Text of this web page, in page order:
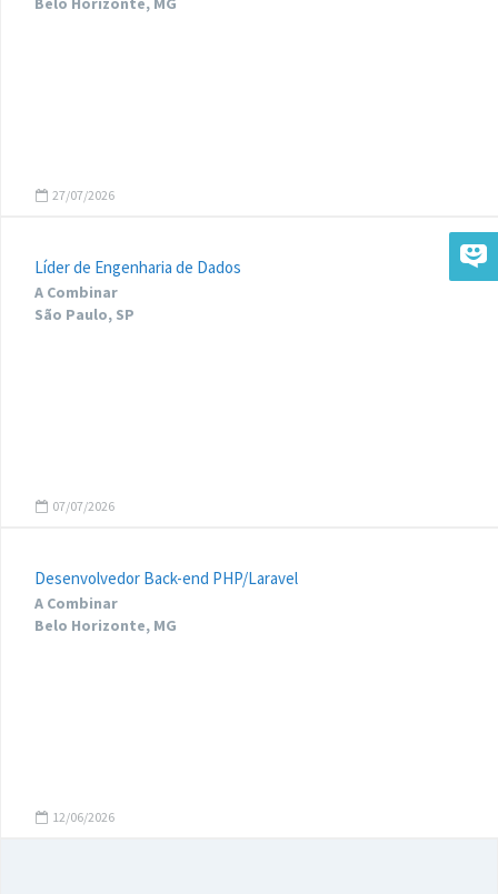
27/07/2026
Líder de Engenharia de Dados
A Combinar
São Paulo, SP
07/07/2026
Desenvolvedor Back-end PHP/Laravel
A Combinar
Belo Horizonte, MG
12/06/2026